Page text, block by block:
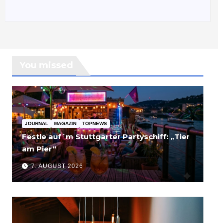
JOURNAL MAGAZIN TOPNEWS
Festle auf´m Stuttgarter Partyschiff: „Tier
am Pier“
7. AUGUST 2026